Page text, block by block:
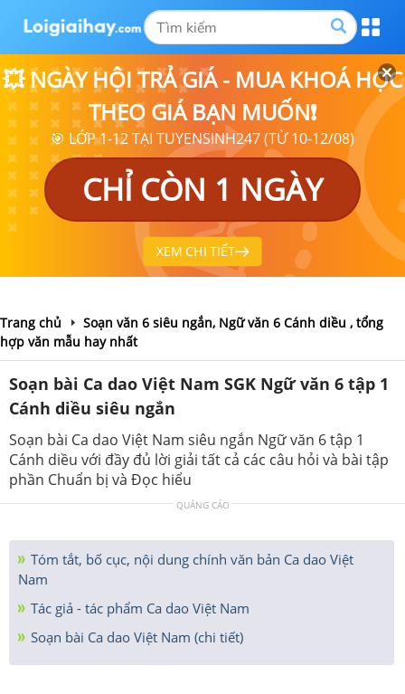
💥 NGÀY HỘI TRẢ GIÁ - MUA KHOÁ HỌC
THEO GIÁ BẠN MUỐN❗
🎯 LỚP 1-12 TẠI TUYENSINH247 (TỪ 10-12/08)
CHỈ CÒN 1 NGÀY
XEM CHI TIẾT
Trang chủ
Soạn văn 6 siêu ngắn, Ngữ văn 6 Cánh diều , tổng
hợp văn mẫu hay nhất
Soạn bài Ca dao Việt Nam SGK Ngữ văn 6 tập 1
Cánh diều siêu ngắn
Soạn bài Ca dao Việt Nam siêu ngắn Ngữ văn 6 tập 1
Cánh diều với đầy đủ lời giải tất cả các câu hỏi và bài tập
phần Chuẩn bị và Đọc hiểu
QUẢNG CÁO
Tóm tắt, bố cục, nội dung chính văn bản Ca dao Việt
Nam
Tác giả - tác phẩm Ca dao Việt Nam
Soạn bài Ca dao Việt Nam (chi tiết)